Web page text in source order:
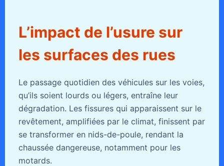
L’impact de l’usure sur
les surfaces des rues
Le passage quotidien des véhicules sur les voies,
qu’ils soient lourds ou légers, entraîne leur
dégradation. Les fissures qui apparaissent sur le
revêtement, amplifiées par le climat, finissent par
se transformer en nids-de-poule, rendant la
chaussée dangereuse, notamment pour les
motards.